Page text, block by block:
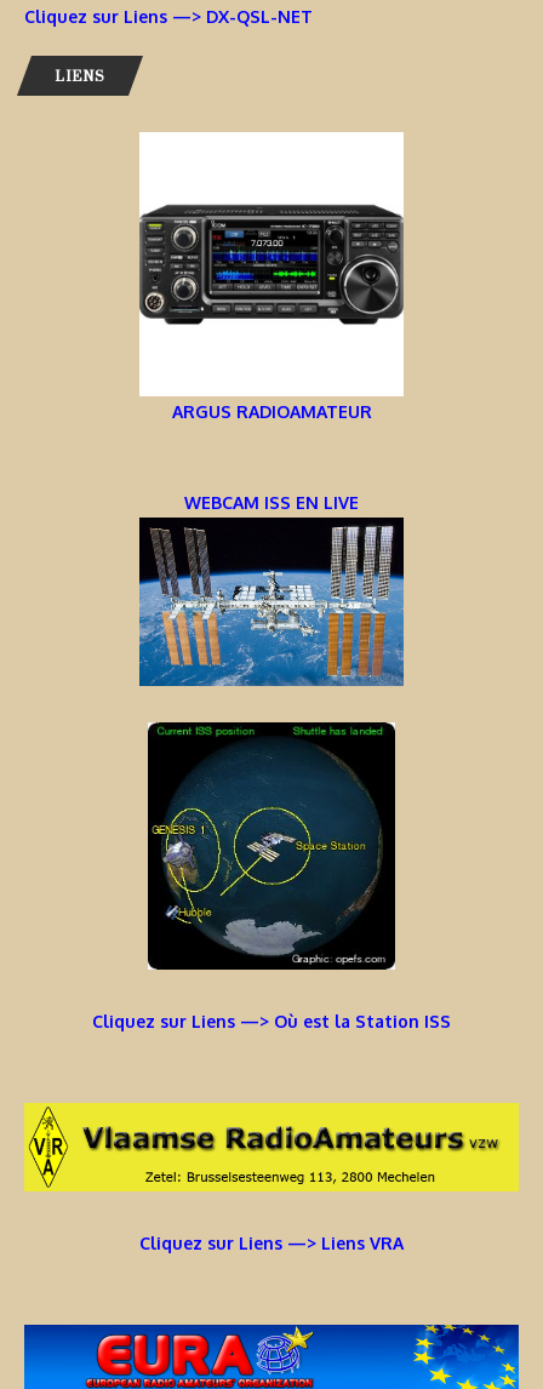
Cliquez sur Liens —> DX-QSL-NET
LIENS
ARGUS RADIOAMATEUR
WEBCAM ISS EN LIVE
Cliquez sur Liens —> Où est la Station ISS
Cliquez sur Liens —> Liens VRA